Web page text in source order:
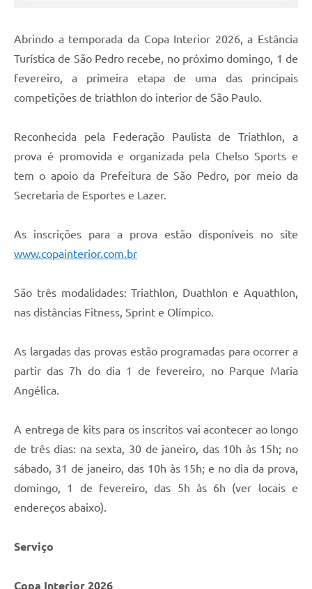
Abrindo a temporada da Copa Interior 2026, a Estância
Turística de São Pedro recebe, no próximo domingo, 1 de
fevereiro, a primeira etapa de uma das principais
competições de triathlon do interior de São Paulo.
Reconhecida pela Federação Paulista de Triathlon, a
prova é promovida e organizada pela Chelso Sports e
tem o apoio da Prefeitura de São Pedro, por meio da
Secretaria de Esportes e Lazer.
As inscrições para a prova estão disponíveis no site
www.copainterior.com.br
São três modalidades: Triathlon, Duathlon e Aquathlon,
nas distâncias Fitness, Sprint e Olímpico.
As largadas das provas estão programadas para ocorrer a
partir das 7h do dia 1 de fevereiro, no Parque Maria
Angélica.
A entrega de kits para os inscritos vai acontecer ao longo
de três dias: na sexta, 30 de janeiro, das 10h às 15h; no
sábado, 31 de janeiro, das 10h às 15h; e no dia da prova,
domingo, 1 de fevereiro, das 5h às 6h (ver locais e
endereços abaixo).
Serviço
Copa Interior 2026